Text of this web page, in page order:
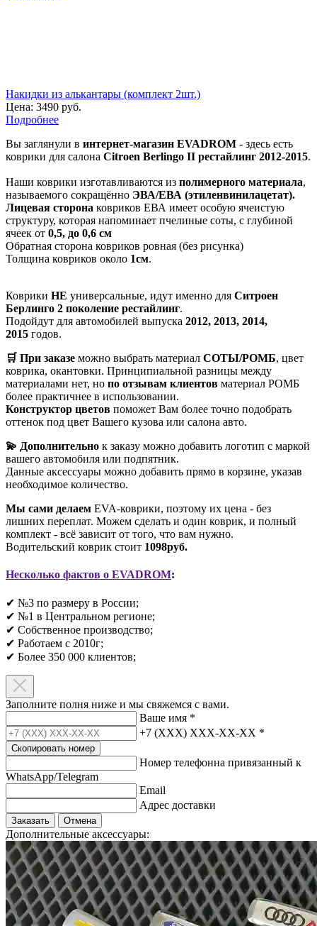
Накидки из алькантары (комплект 2шт.)
Цена: 3490 руб.
Подробнее
Вы заглянули в интернет-магазин EVADROM - здесь есть
коврики для салона Citroen Berlingo II рестайлинг 2012-2015.
Наши коврики изготавливаются из полимерного материала,
называемого сокращённо ЭВА/ЕВА (этиленвинилацетат).
Лицевая сторона ковриков ЕВА имеет особую ячеистую
структуру, которая напоминает пчелиные соты, с глубиной
ячеек от 0,5, до 0,6 см
Обратная сторона ковриков ровная (без рисунка)
Толщина ковриков около 1см.
Коврики НЕ универсальные, идут именно для Ситроен
Берлинго 2 поколение рестайлинг.
Подойдут для автомобилей выпуска 2012, 2013, 2014,
2015 годов.
🛒 При заказе можно выбрать материал СОТЫ/РОМБ, цвет
коврика, окантовки. Принципиальной разницы между
материалами нет, но по отзывам клиентов материал РОМБ
более практичнее в использовании.
Конструктор цветов поможет Вам более точно подобрать
оттенок под цвет Вашего кузова или салона авто.
💫 Дополнительно к заказу можно добавить логотип с маркой
вашего автомобиля или подпятник.
Данные аксессуары можно добавить прямо в корзине, указав
необходимое количество.
Мы сами делаем EVA-коврики, поэтому их цена - без
лишних переплат. Можем сделать и один коврик, и полный
комплект - всё зависит от того, что вам нужно.
Водительский коврик стоит 1098руб.
Несколько фактов о EVADROM:
✔ №3 по размеру в России;
✔ №1 в Центральном регионе;
✔ Собственное производство;
✔ Работаем с 2010г;
✔ Более 350 000 клиентов;​
Заполните полня ниже и мы свяжемся с вами.
Ваше имя *
+7 (XXX) XXX-XX-XX *
Скопировать номер
Номер телефонна привязанный к
WhatsApp/Telegram
Email
Адрес доставки
Заказать Отмена
Дополнительные аксессуары: